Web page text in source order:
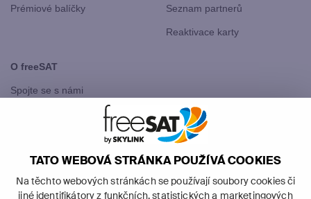
TATO WEBOVÁ STRÁNKA POUŽÍVÁ COOKIES
Na těchto webových stránkách se používají soubory cookies či
jiné identifikátory z funkčních, statistických a marketingových
Prémiové balíčky Seznam partnerů
Reaktivace karty
O freeSAT
Spojte se s námi